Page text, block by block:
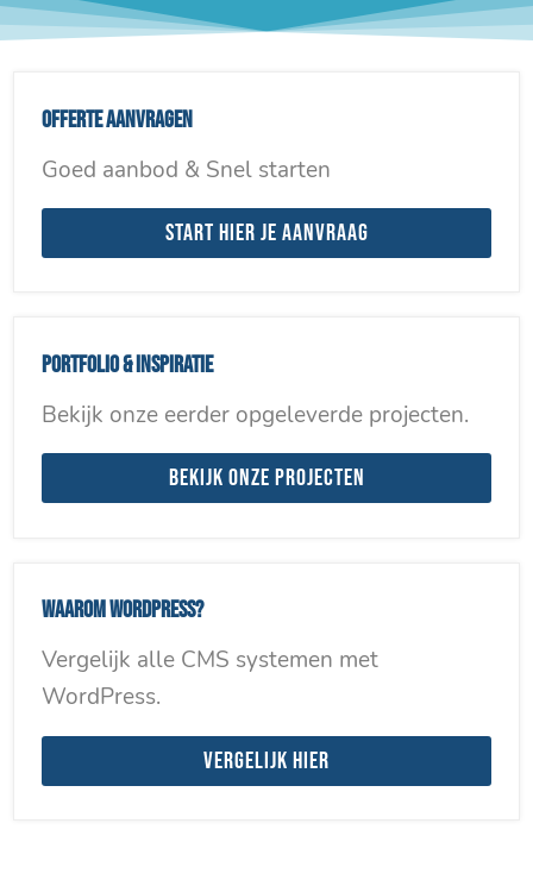
Offerte aanvragen
Goed aanbod & Snel starten
Start hier je aanvraag
Portfolio & inspiratie
Bekijk onze eerder opgeleverde projecten.
Bekijk onze projecten
Waarom WordPress?
Vergelijk alle CMS systemen met
WordPress.
Vergelijk hier